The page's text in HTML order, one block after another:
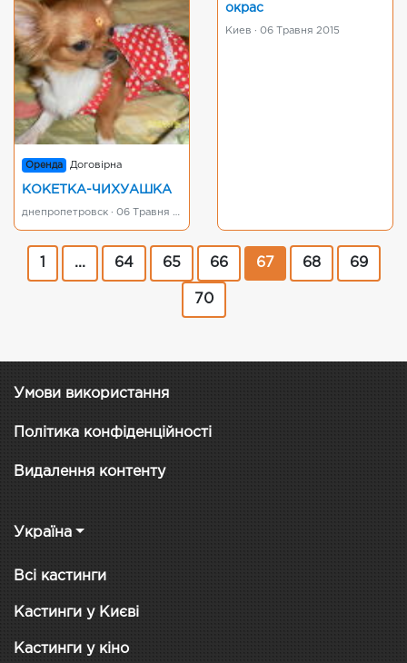
Оренда Договірна
КОКЕТКА-ЧИХУАШКА
днепропетровск · 06 Травня 2015
окрас
Киев · 06 Травня 2015
... 64 65 66 67 68 69
70
Умови використання
Політика конфіденційності
Видалення контенту
Україна
Всі кастинги
Кастинги у Києві
Кастинги у кіно